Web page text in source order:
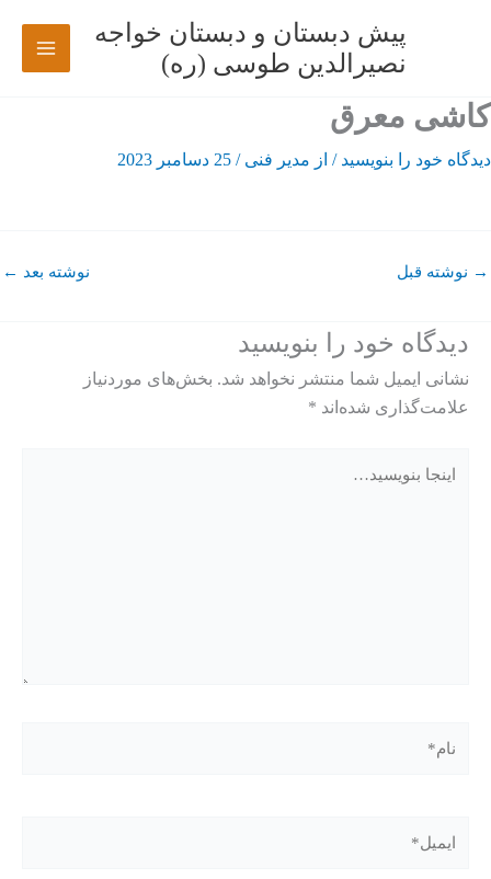
پیش دبستان و دبستان خواجه
نصیرالدین طوسی (ره)
کاشی معرق
دیدگاه‌ خود را بنویسید / از مدیر فنی/ 25 دسامبر 2023
→ نوشته قبل نوشته بعد ←
دیدگاه‌ خود را بنویسید
نشانی ایمیل شما منتشر نخواهد شد. بخش‌های موردنیاز
علامت‌گذاری شده‌اند *
بنویسید…